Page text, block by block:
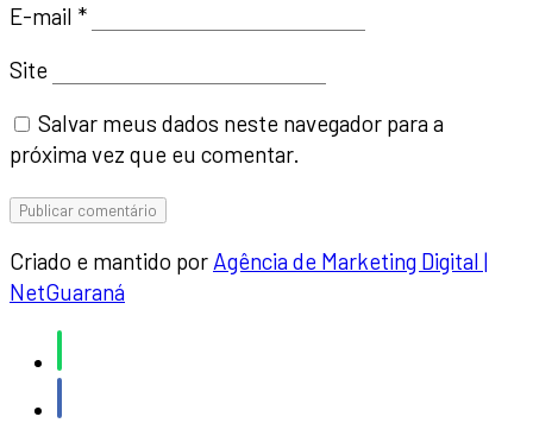
E-mail *
Site
Salvar meus dados neste navegador para a
próxima vez que eu comentar.
Criado e mantido por Agência de Marketing Digital |
NetGuaraná